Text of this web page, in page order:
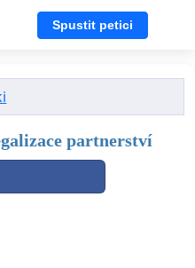
Spustit petici
partnerství